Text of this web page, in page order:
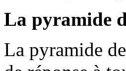
La pyramide
La pyramide